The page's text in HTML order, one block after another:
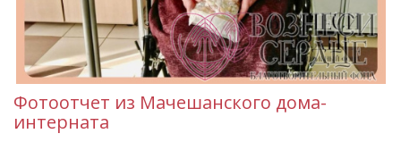
Фотоотчет из Мачешанского дома-
интерната